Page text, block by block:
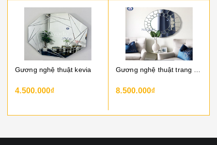
Gương nghệ thuật kevia
4.500.000₫ 8.500.000₫